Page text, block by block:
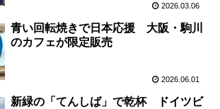
2026.03.06
青い回転焼きで日本応援 大阪・駒川
のカフェが限定販売
2026.06.01
新緑の「てんしば」で乾杯 ドイツビ